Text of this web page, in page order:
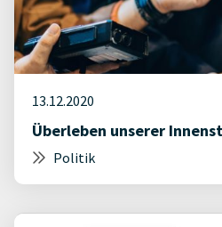
13.12.2020
Überleben unserer
Politik